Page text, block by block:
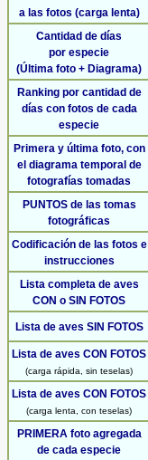
a las fotos (carga lenta)
Cantidad de días
por especie
(Última foto + Diagrama)
Ranking por cantidad de
días con fotos de cada
especie
Primera y última foto, con
el diagrama temporal de
fotografías tomadas
PUNTOS de las tomas
fotográficas
Codificación de las fotos e
instrucciones
Lista completa de aves
CON o SIN FOTOS
Lista de aves SIN FOTOS
Lista de aves CON FOTOS
(carga rápida, sin teselas)
Lista de aves CON FOTOS
(carga lenta, con teselas)
PRIMERA foto agregada
de cada especie